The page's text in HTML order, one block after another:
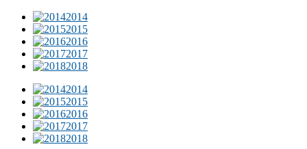
2014
2015
2016
2017
2018
2014
2015
2016
2017
2018